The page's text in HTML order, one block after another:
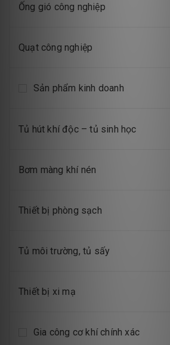
Ống gió công nghiệp
Quạt công nghiệp
Sản phẩm kinh doanh
Tủ hút khí độc – tủ sinh học
Bơm màng khí nén
Thiết bị phòng sạch
Tủ môi trường, tủ sấy
Thiết bị xi mạ
Gia công cơ khí chính xác